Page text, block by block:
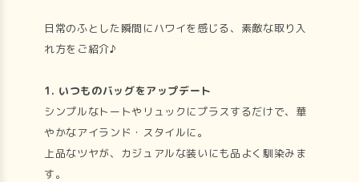
日常のふとした瞬間にハワイを感じる、素敵な取り入
れ方をご紹介♪
1. いつものバッグをアップデート
シンプルなトートやリュックにプラスするだけで、華
やかなアイランド・スタイルに。
上品なツヤが、カジュアルな装いにも品よく馴染みま
す。